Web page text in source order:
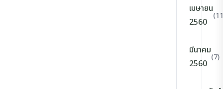
เมษายน
2560
มีนาคม
2560
(7)